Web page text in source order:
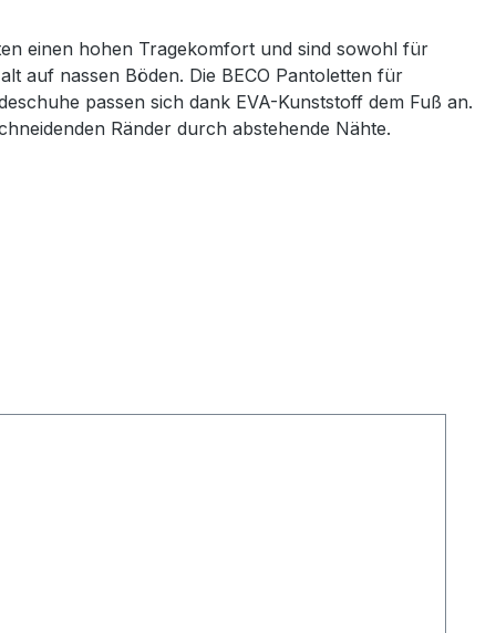
einen hohen Tragekomfort und sind sowohl für
auf nassen Böden. Die BECO Pantoletten für
passen sich dank EVA-Kunststoff dem Fuß an.
Ränder durch abstehende Nähte.